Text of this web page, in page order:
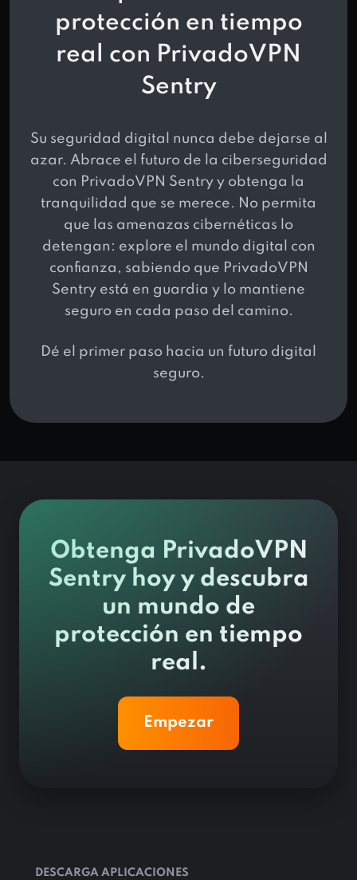
protección en tiempo
real con PrivadoVPN
Sentry
Su seguridad digital nunca debe dejarse al
azar. Abrace el futuro de la ciberseguridad
con PrivadoVPN Sentry y obtenga la
tranquilidad que se merece. No permita
que las amenazas cibernéticas lo
detengan: explore el mundo digital con
confianza, sabiendo que PrivadoVPN
Sentry está en guardia y lo mantiene
seguro en cada paso del camino.
Dé el primer paso hacia un futuro digital
seguro.
Obtenga PrivadoVPN
Sentry hoy y descubra
un mundo de
protección en tiempo
real.
Empezar
DESCARGA APLICACIONES